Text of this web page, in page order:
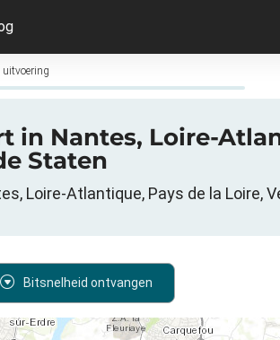
in Nantes, Loire-
Staten
Loire-Atlantique, Pays de la Loire,
Bitsnelheid ontvangen